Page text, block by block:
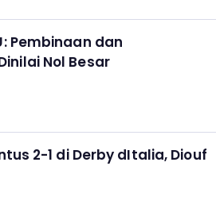
Pembinaan dan
Nol Besar
2-1 di Derby dItalia, Diouf